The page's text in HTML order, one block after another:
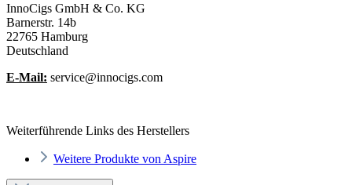
InnoCigs GmbH & Co. KG
Barnerstr. 14b
22765 Hamburg
Deutschland
E-Mail: service@innocigs.com
Weiterführende Links des Herstellers
Weitere Produkte von Aspire